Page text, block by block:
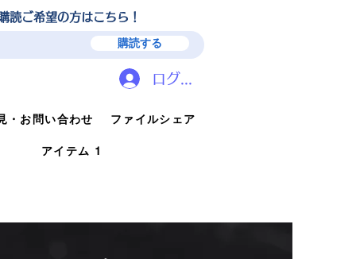
読ご希望の方はこちら！
購読する
・お問い合わせ ファイルシェア
アイテム 1
ログイン